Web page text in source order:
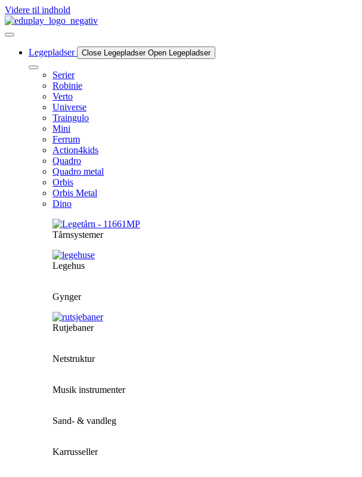
Videre til indhold
Legepladser Close Legepladser Open Legepladser
Serier
Robinie
Verto
Universe
Traingulo
Mini
Ferrum
Action4kids
Quadro
Quadro metal
Orbis
Orbis Metal
Dino
Tårnsystemer
Legehus
Gynger
Rutjebaner
Netstruktur
Musik instrumenter
Sand- & vandleg
Karrusseller